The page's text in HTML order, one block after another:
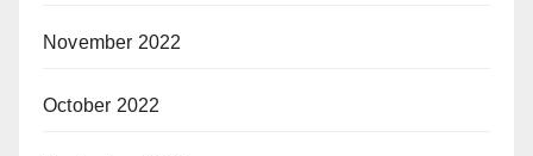
November 2022
October 2022